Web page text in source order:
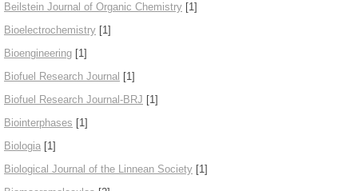
Beilstein Journal of Organic Chemistry [1]
Bioelectrochemistry [1]
Bioengineering [1]
Biofuel Research Journal [1]
Biofuel Research Journal-BRJ [1]
Biointerphases [1]
Biologia [1]
Biological Journal of the Linnean Society [1]